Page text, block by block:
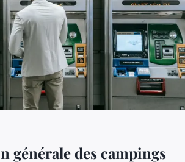
générale des campings